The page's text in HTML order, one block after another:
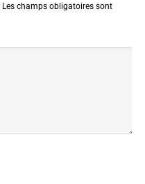
Les champs obligatoires sont